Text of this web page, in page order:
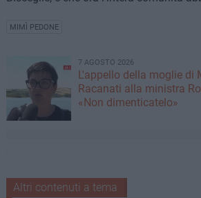
MIMÌ PEDONE
7 AGOSTO 2026
L'appello della moglie di
Racanati alla ministra
«Non dimenticatelo»
Altri contenuti a tema